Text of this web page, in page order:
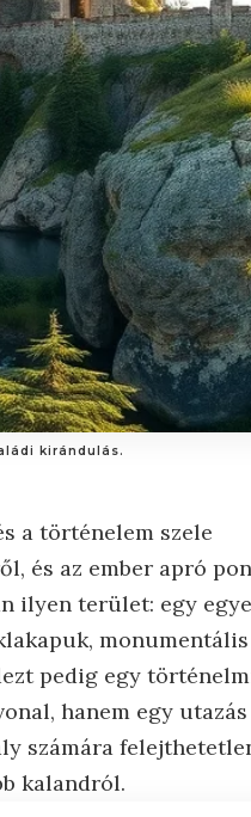
kirándulás.
a történelem szele
és az ember apró
ilyen terület: egy
monumentális
pedig egy
hanem egy utazás
számára
kalandról.